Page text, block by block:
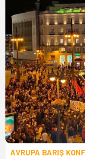
AVRUPA BARIŞ